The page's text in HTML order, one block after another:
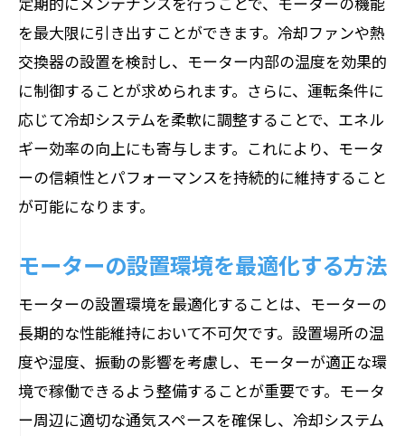
を最大限に引き出すことができます。冷却ファンや熱
交換器の設置を検討し、モーター内部の温度を効果的
に制御することが求められます。さらに、運転条件に
応じて冷却システムを柔軟に調整することで、エネル
ギー効率の向上にも寄与します。これにより、モータ
ーの信頼性とパフォーマンスを持続的に維持すること
が可能になります。
モーターの設置環境を最適化する方法
モーターの設置環境を最適化することは、モーターの
長期的な性能維持において不可欠です。設置場所の温
度や湿度、振動の影響を考慮し、モーターが適正な環
境で稼働できるよう整備することが重要です。モータ
ー周辺に適切な通気スペースを確保し、冷却システム